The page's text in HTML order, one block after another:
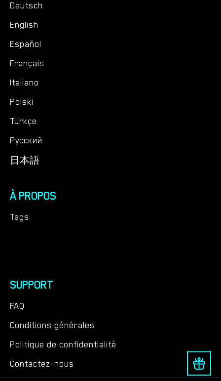
Deutsch
English
Español
Français
Italiano
Polski
Türkçe
Русский
日本語
À PROPOS
Tags
SUPPORT
FAQ
Conditions générales
Politique de confidentialité
Contactez-nous